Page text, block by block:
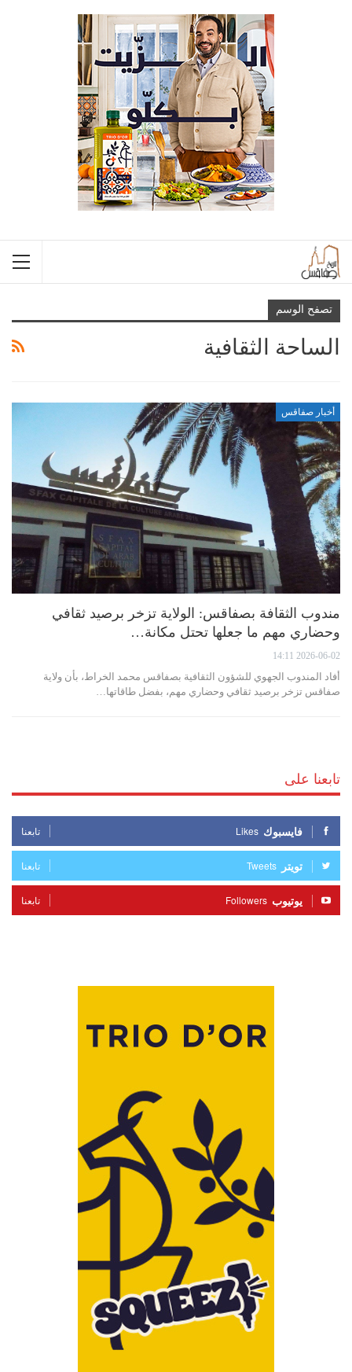
تصفح الوسم
الساحة الثقافية
أخبار صفاقس
مندوب الثقافة بصفاقس: الولاية تزخر برصيد ثقافي
وحضاري مهم ما جعلها تحتل مكانة…
2026-06-02 14:11
أفاد المندوب الجهوي للشؤون الثقافية بصفاقس محمد الخراط، بأن ولاية
صفاقس تزخر برصيد ثقافي وحضاري مهم، بفضل طاقاتها…
تابعنا على
فايسبوك Likes تابعنا
تويتر Tweets تابعنا
يوتيوب Followers تابعنا